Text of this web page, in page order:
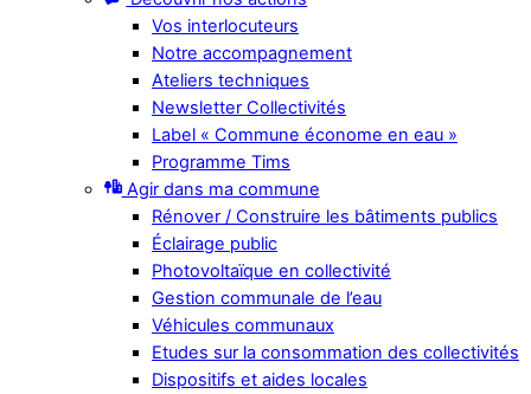
Vos interlocuteurs
Notre accompagnement
Ateliers techniques
Newsletter Collectivités
Label « Commune économe en eau »
Programme Tims
Agir dans ma commune
Rénover / Construire les bâtiments publics
Éclairage public
Photovoltaïque en collectivité
Gestion communale de l’eau
Véhicules communaux
Etudes sur la consommation des collectivités
Dispositifs et aides locales